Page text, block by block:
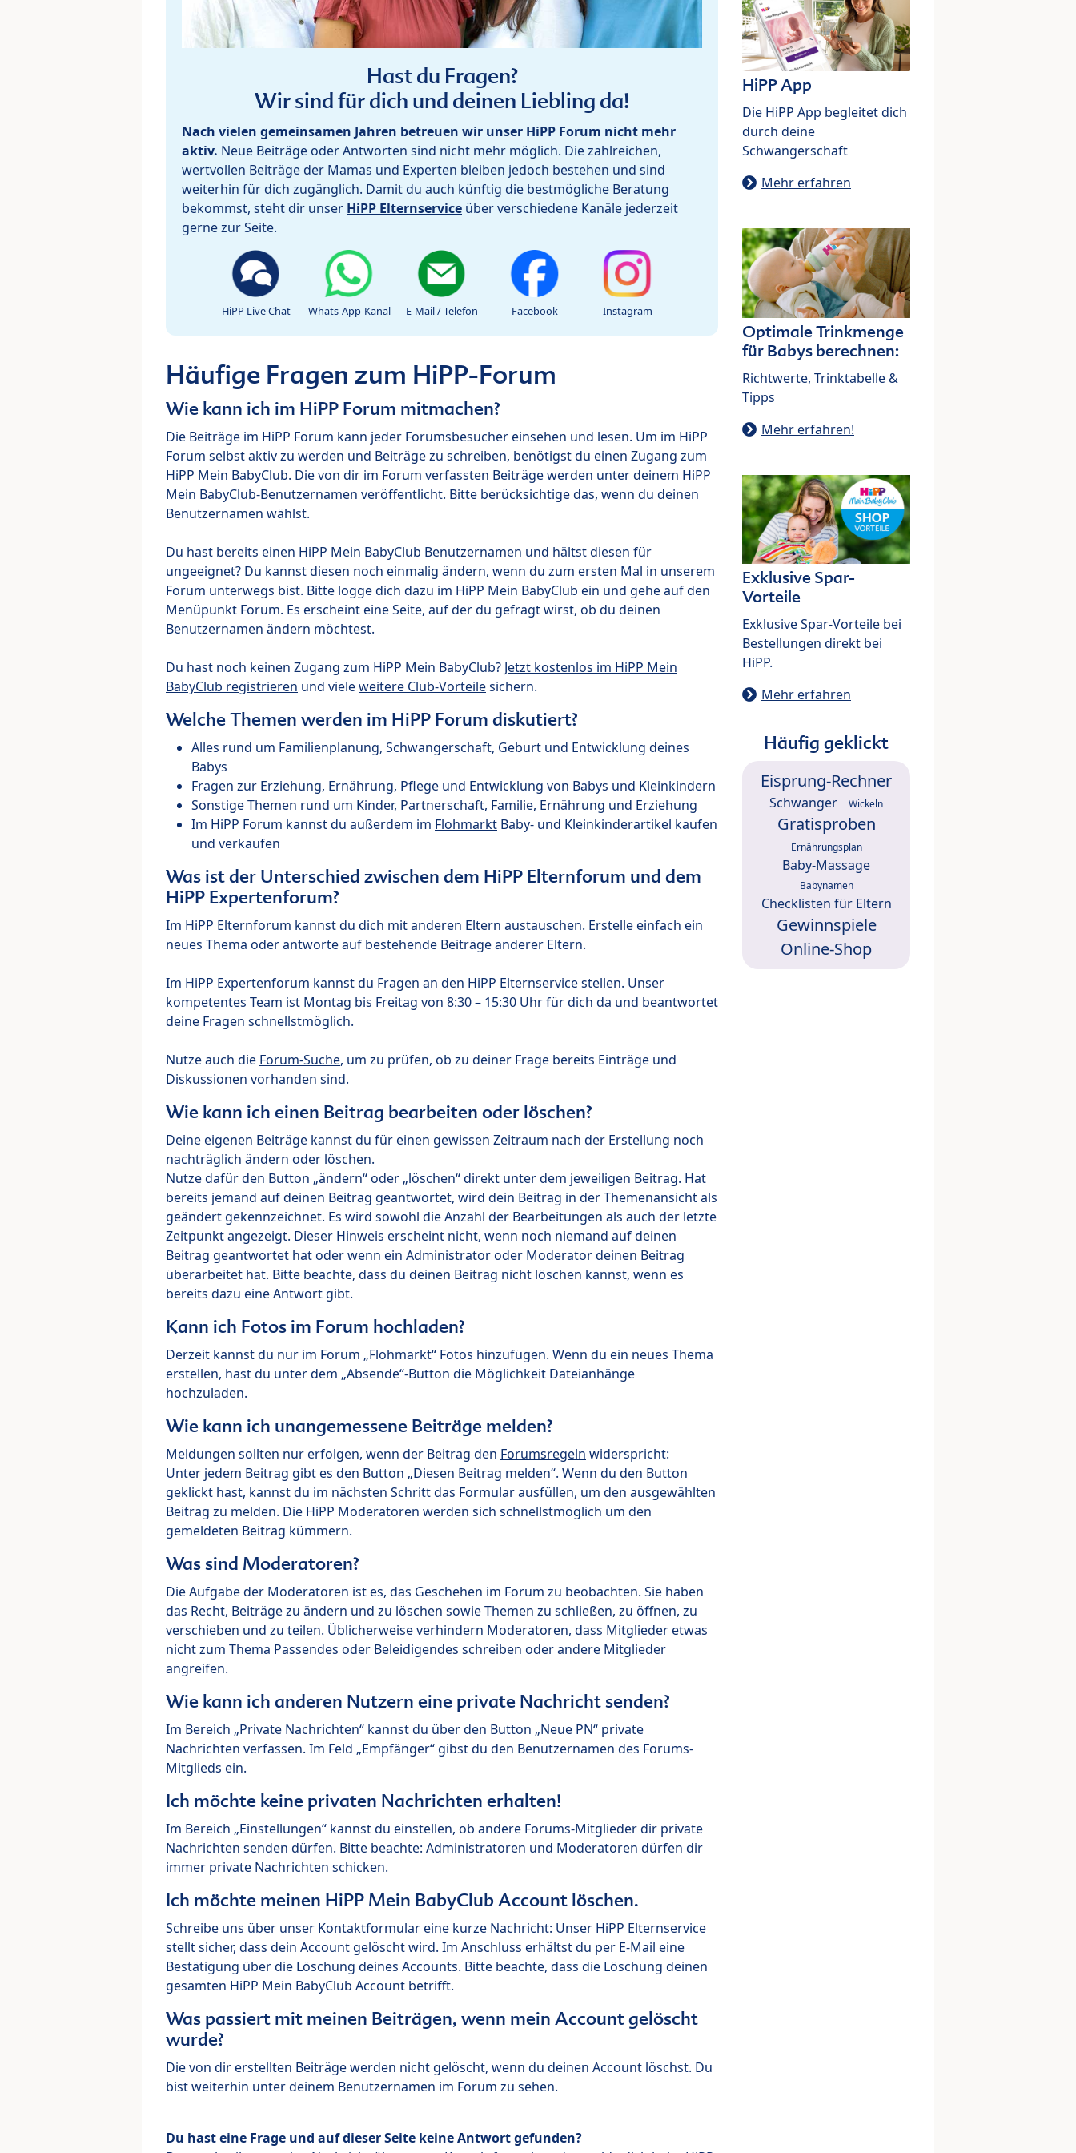
Hast du Fragen?
Wir sind für dich und deinen Liebling da!
Nach vielen gemeinsamen Jahren betreuen wir unser HiPP Forum nicht mehr
aktiv. Neue Beiträge oder Antworten sind nicht mehr möglich. Die zahlreichen,
wertvollen Beiträge der Mamas und Experten bleiben jedoch bestehen und sind
weiterhin für dich zugänglich. Damit du auch künftig die bestmögliche Beratung
bekommst, steht dir unser HiPP Elternservice über verschiedene Kanäle jederzeit
gerne zur Seite.
HiPP Live Chat Whats-App-Kanal E-Mail / Telefon Facebook Instagram
Häufige Fragen zum HiPP-Forum
Wie kann ich im HiPP Forum mitmachen?
Die Beiträge im HiPP Forum kann jeder Forumsbesucher einsehen und lesen. Um im HiPP
Forum selbst aktiv zu werden und Beiträge zu schreiben, benötigst du einen Zugang zum
HiPP Mein BabyClub. Die von dir im Forum verfassten Beiträge werden unter deinem HiPP
Mein BabyClub-Benutzernamen veröffentlicht. Bitte berücksichtige das, wenn du deinen
Benutzernamen wählst.
Du hast bereits einen HiPP Mein BabyClub Benutzernamen und hältst diesen für
ungeeignet? Du kannst diesen noch einmalig ändern, wenn du zum ersten Mal in unserem
Forum unterwegs bist. Bitte logge dich dazu im HiPP Mein BabyClub ein und gehe auf den
Menüpunkt Forum. Es erscheint eine Seite, auf der du gefragt wirst, ob du deinen
Benutzernamen ändern möchtest.
Du hast noch keinen Zugang zum HiPP Mein BabyClub? Jetzt kostenlos im HiPP Mein
BabyClub registrieren und vieleweitere Club-Vorteilesichern.
Welche Themen werden im HiPP Forum diskutiert?
Alles rund um Familienplanung, Schwangerschaft, Geburt und Entwicklung deines
Babys
Fragen zur Erziehung, Ernährung, Pflege und Entwicklung von Babys und Kleinkindern
Sonstige Themen rund um Kinder, Partnerschaft, Familie, Ernährung und Erziehung
Im HiPP Forum kannst du außerdem im Flohmarkt Baby- und Kleinkinderartikel kaufen
und verkaufen
Was ist der Unterschied zwischen dem HiPP Elternforum und dem
HiPP Expertenforum?
Im HiPP Elternforum kannst du dich mit anderen Eltern austauschen. Erstelle einfach ein
neues Thema oder antworte auf bestehende Beiträge anderer Eltern.
Im HiPP Expertenforum kannst du Fragen an den HiPP Elternservice stellen. Unser
kompetentes Team ist Montag bis Freitag von 8:30 – 15:30 Uhr für dich da und beantwortet
deine Fragen schnellstmöglich.
Nutze auch die Forum-Suche, um zu prüfen, ob zu deiner Frage bereits Einträge und
Diskussionen vorhanden sind.
Wie kann ich einen Beitrag bearbeiten oder löschen?
Deine eigenen Beiträge kannst du für einen gewissen Zeitraum nach der Erstellung noch
nachträglich ändern oder löschen.
Nutze dafür den Button „ändern“ oder „löschen“ direkt unter dem jeweiligen Beitrag. Hat
bereits jemand auf deinen Beitrag geantwortet, wird dein Beitrag in der Themenansicht als
geändert gekennzeichnet. Es wird sowohl die Anzahl der Bearbeitungen als auch der letzte
Zeitpunkt angezeigt. Dieser Hinweis erscheint nicht, wenn noch niemand auf deinen
Beitrag geantwortet hat oder wenn ein Administrator oder Moderator deinen Beitrag
überarbeitet hat. Bitte beachte, dass du deinen Beitrag nicht löschen kannst, wenn es
bereits dazu eine Antwort gibt.
Kann ich Fotos im Forum hochladen?
Derzeit kannst du nur im Forum „Flohmarkt“ Fotos hinzufügen. Wenn du ein neues Thema
erstellen, hast du unter dem „Absende“-Button die Möglichkeit Dateianhänge
hochzuladen.
Wie kann ich unangemessene Beiträge melden?
Meldungen sollten nur erfolgen, wenn der Beitrag den Forumsregeln widerspricht:
Unter jedem Beitrag gibt es den Button „Diesen Beitrag melden“. Wenn du den Button
geklickt hast, kannst du im nächsten Schritt das Formular ausfüllen, um den ausgewählten
Beitrag zu melden. Die HiPP Moderatoren werden sich schnellstmöglich um den
gemeldeten Beitrag kümmern.
Was sind Moderatoren?
Die Aufgabe der Moderatoren ist es, das Geschehen im Forum zu beobachten. Sie haben
das Recht, Beiträge zu ändern und zu löschen sowie Themen zu schließen, zu öffnen, zu
verschieben und zu teilen. Üblicherweise verhindern Moderatoren, dass Mitglieder etwas
nicht zum Thema Passendes oder Beleidigendes schreiben oder andere Mitglieder
angreifen.
Wie kann ich anderen Nutzern eine private Nachricht senden?
Im Bereich „Private Nachrichten“ kannst du über den Button „Neue PN“ private
Nachrichten verfassen. Im Feld „Empfänger“ gibst du den Benutzernamen des Forums-
Mitglieds ein.
Ich möchte keine privaten Nachrichten erhalten!
Im Bereich „Einstellungen“ kannst du einstellen, ob andere Forums-Mitglieder dir private
Nachrichten senden dürfen. Bitte beachte: Administratoren und Moderatoren dürfen dir
immer private Nachrichten schicken.
Ich möchte meinen HiPP Mein BabyClub Account löschen.
Schreibe uns über unser Kontaktformulareine kurze Nachricht: Unser HiPP Elternservice
stellt sicher, dass dein Account gelöscht wird. Im Anschluss erhältst du per E-Mail eine
Bestätigung über die Löschung deines Accounts. Bitte beachte, dass die Löschung deinen
gesamten HiPP Mein BabyClub Account betrifft.
Was passiert mit meinen Beiträgen, wenn mein Account gelöscht
wurde?
Die von dir erstellten Beiträge werden nicht gelöscht, wenn du deinen Account löschst. Du
bist weiterhin unter deinem Benutzernamen im Forum zu sehen.
Du hast eine Frage und auf dieser Seite keine Antwort gefunden?
HiPP App
Die HiPP App begleitet dich
durch deine
Schwangerschaft
Mehr erfahren
Optimale Trinkmenge
für Babys berechnen:
Richtwerte, Trinktabelle &
Tipps
Mehr erfahren!
Exklusive Spar-
Vorteile
Exklusive Spar-Vorteile bei
Bestellungen direkt bei
HiPP.
Mehr erfahren
Häufig geklickt
Eisprung-Rechner
Schwanger Wickeln
Gratisproben
Ernährungsplan
Baby-Massage
Babynamen
Checklisten für Eltern
Gewinnspiele
Online-Shop